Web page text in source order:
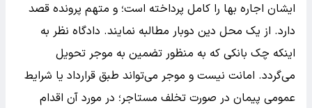
ایشان اجاره بها را کامل پرداخته است؛ و متهم پرونده قصد
دارد. از یک محل دین دوبار مطالبه نمایند. دادگاه نظر به
اینکه چک بانکی که به منظور تضمین به موجر تحویل
می‌گردد. امانت نیست و موجر می‌تواند طبق قرارداد یا شرایط
عمومی پیمان در صورت تخلف مستاجر؛ در مورد آن اقدام